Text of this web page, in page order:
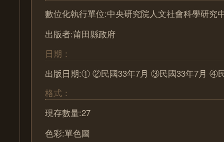
數位化執行單位:中央研究院人文社會科學研究
出版者:莆田縣政府
日期：
出版日期:① ②民國33年7月 ③民國33年7月 ④
格式：
現存數量:27
色彩:單色圖